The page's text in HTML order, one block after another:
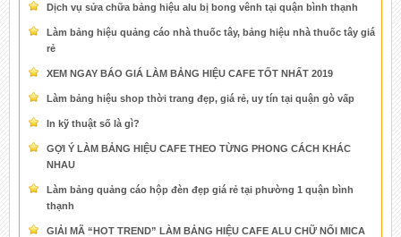
Dịch vụ sửa chữa bảng hiệu alu bị bong vênh tại quận bình thạnh
Làm bảng hiệu quảng cáo nhà thuốc tây, bảng hiệu nhà thuốc tây giá
rẻ
XEM NGAY BÁO GIÁ LÀM BẢNG HIỆU CAFE TỐT NHẤT 2019
Làm bảng hiệu shop thời trang đẹp, giá rẻ, uy tín tại quận gò vấp
In kỹ thuật số là gì?
GỢI Ý LÀM BẢNG HIỆU CAFE THEO TỪNG PHONG CÁCH KHÁC
NHAU
Làm bảng quảng cáo hộp đèn đẹp giá rẻ tại phường 1 quận bình
thạnh
GIẢI MÃ “HOT TREND” LÀM BẢNG HIỆU CAFE ALU CHỮ NỔI MICA